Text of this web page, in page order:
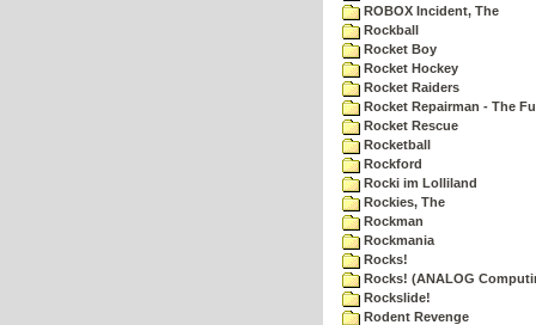
ROBOX Incident, The
Rockball
Rocket Boy
Rocket Hockey
Rocket Raiders
Rocket Repairman - The
Rocket Rescue
Rocketball
Rockford
Rocki im Lolliland
Rockies, The
Rockman
Rockmania
Rocks!
Rocks! (ANALOG
Rockslide!
Rodent Revenge